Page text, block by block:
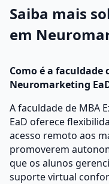
Saiba mais
em
Como é a faculdade
Neuromarketing
A faculdade de MBA
EaD oferece
acesso remoto aos
promoverem
que os alunos
suporte virtual